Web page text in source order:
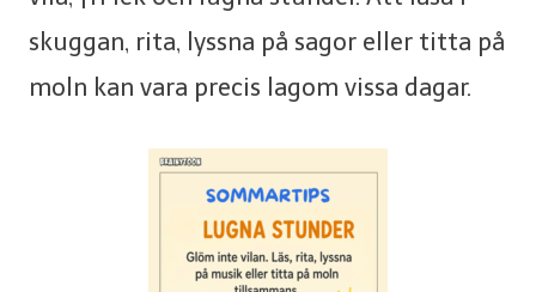
skuggan, rita, lyssna på sagor eller titta på
moln kan vara precis lagom vissa dagar.